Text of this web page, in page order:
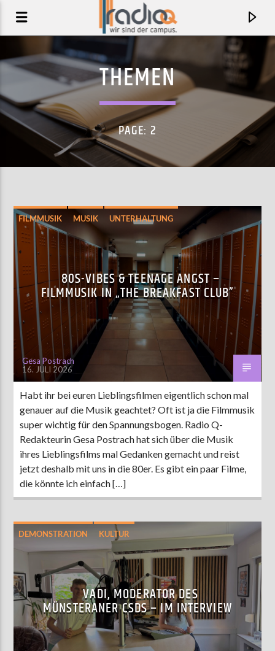
AKTUELLER TRACK
LOST
ZOLA JESUS
AKTUELLE SENDUNG
MOEBIUS
00:00 09:00
ZU HÖREN INMünster90,9 MHzSteinfurt103,9 MHz
THEMEN
PAGE: 2
FILMMUSIK MUSIK UNTERHALTUNG
80S-VIBES & TEENAGE ANGST –
FILMMUSIK IN „THE BREAKFAST CLUB”
Gesa Postrach
16. JULI 2026
Habt ihr bei euren Lieblingsfilmen eigentlich schon mal
genauer auf die Musik geachtet? Oft ist ja die Filmmusik
super wichtig für den Spannungsbogen. Radio Q-
Redakteurin Gesa Postrach hat sich über die Musik
ihres Lieblingsfilms mal Gedanken gemacht und reist
jetzt deshalb mit uns in die 80er. Es gibt ein paar Filme,
die könnte ich einfach […]
DEMONSTRATION KULTUR
STUDIOINTERVIEW
VADI, MODERATOR DES
MÜNSTERANER CSDS – IM INTERVIEW